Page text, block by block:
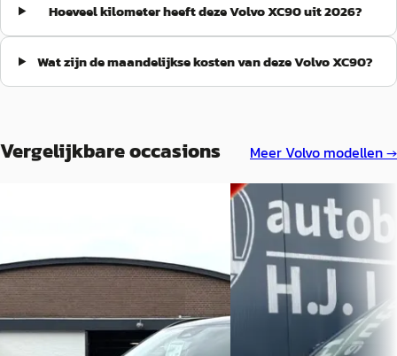
Hoeveel kilometer heeft deze Volvo XC90 uit 2026?
Wat zijn de maandelijkse kosten van deze Volvo XC90?
Vergelijkbare occasions MeerVolvo modellen →
panodak 7 zits
€ 74.995
v.a. € 1.590/mnd
A
Volvo XC90· 2002
2.0 T8 Plug-in hybrid
Bright
€ 75.950
v.a. € 1.610/mnd